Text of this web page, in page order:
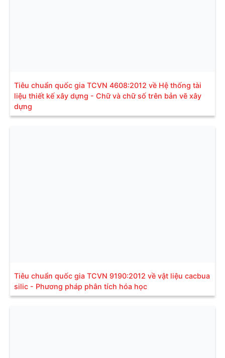
Tiêu chuẩn quốc gia TCVN 4608:2012 về Hệ thống tài
liệu thiết kế xây dựng - Chữ và chữ số trên bản vẽ xây
dựng
Tiêu chuẩn quốc gia TCVN 9190:2012 về vật liệu cacbua
silic - Phương pháp phân tích hóa học